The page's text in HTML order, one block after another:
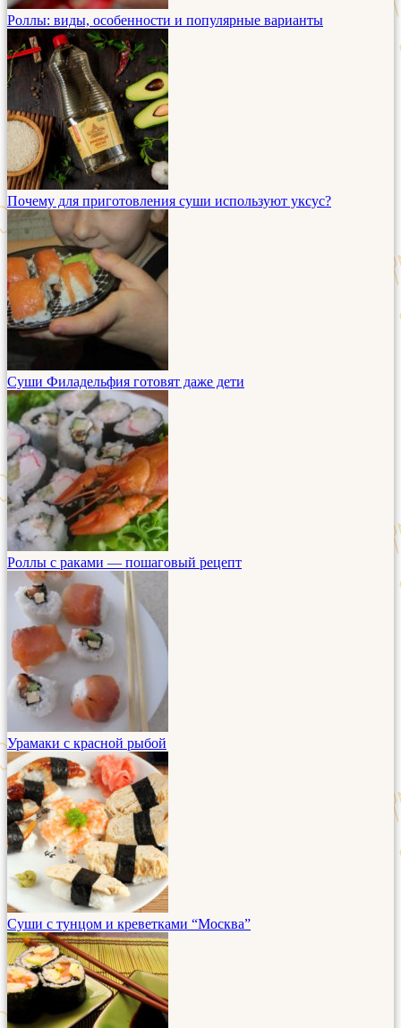
Роллы: виды, особенности и популярные варианты
Почему для приготовления суши используют уксус?
Суши Филадельфия готовят даже дети
Роллы с раками — пошаговый рецепт
Урамаки с красной рыбой
Суши с тунцом и креветками “Москва”